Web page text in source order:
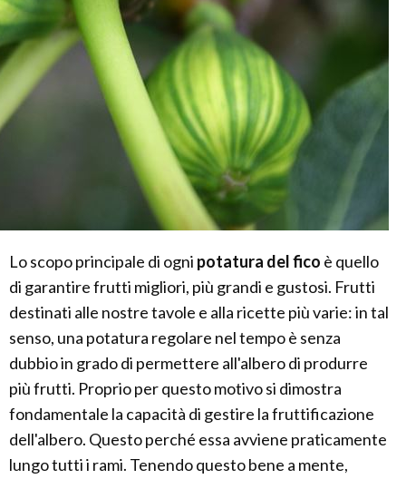
Lo scopo principale di ogni potatura del fico è quello
di garantire frutti migliori, più grandi e gustosi. Frutti
destinati alle nostre tavole e alla ricette più varie: in tal
senso, una potatura regolare nel tempo è senza
dubbio in grado di permettere all'albero di produrre
più frutti. Proprio per questo motivo si dimostra
fondamentale la capacità di gestire la fruttificazione
dell'albero. Questo perché essa avviene praticamente
lungo tutti i rami. Tenendo questo bene a mente,